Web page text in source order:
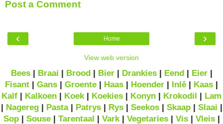
Post a Comment
‹ ›
Home
View web version
Bees| Braai | Brood| Bier| Drankies| Eend| Eier|
Fisant | Gans | Groente | Haas | Hoender | Inlê | Kaas |
Kalf | Kalkoen | Koek | Koekies | Konyn | Krokodil | Lam
| Nagereg| Pasta| Patrys| Rys| Seekos| Skaap| Slaai |
Sop| Souse| Tarentaal | Vark| Vegetaries| Vis| Vleis|